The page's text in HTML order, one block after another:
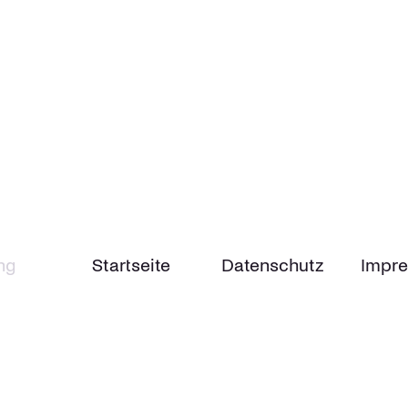
Startseite Datenschutz